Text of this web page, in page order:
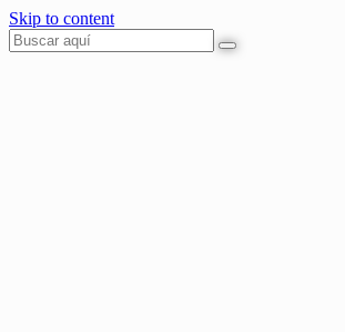
Skip to content